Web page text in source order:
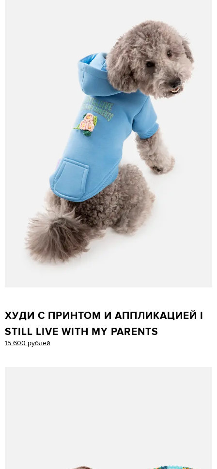
ХУДИ С ПРИНТОМ И АППЛИКАЦИЕЙ I
STILL LIVE WITH MY PARENTS
15 600 рублей